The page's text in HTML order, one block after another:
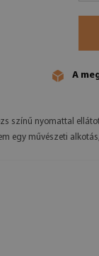
A
színű nyomattal
egy művészeti